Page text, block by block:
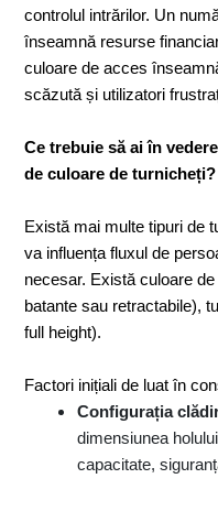
controlul intrărilor. Un
înseamnă resurse
culoare de acces
scăzută și utilizatori
Ce trebuie să ai în
de culoare de turnicheți?
Există mai multe tipuri de
va influența fluxul de
necesar. Există culoare
batante sau retractabile),
full height).
Factori inițiali de luat în
Configurația
dimensiunea
capacitate,